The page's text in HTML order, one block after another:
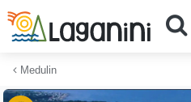
Hoppa till huvudinnehållet
Medulin